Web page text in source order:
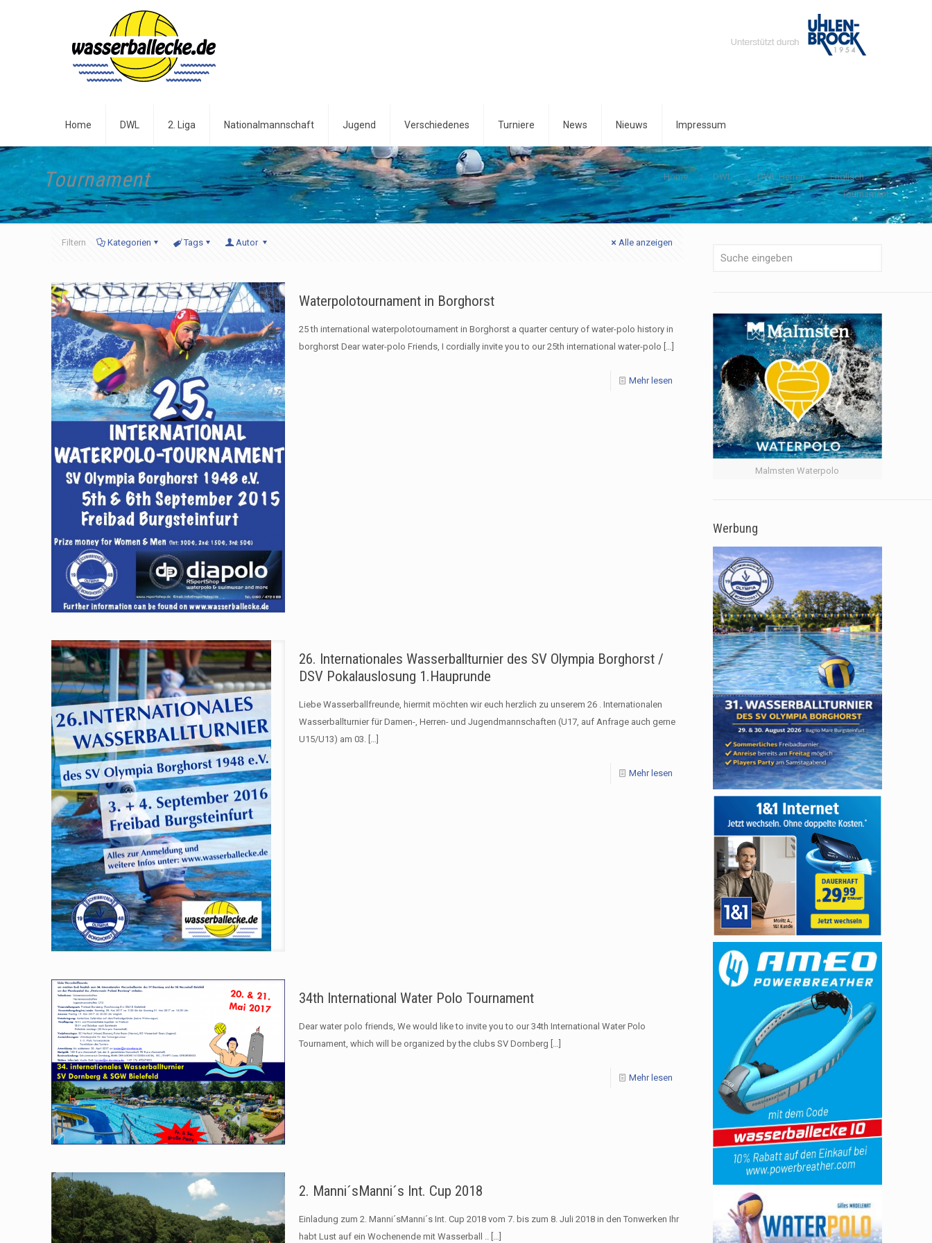
Home DWL 2. Liga Nationalmannschaft Jugend Verschiedenes Turniere News Nieuws Impressum
Tournament Home DWL DWL Herren
Englisch
Tournament
Filtern Kategorien Tags Autor Alle anzeigen
Waterpolotournament in Borghorst
25 th international waterpolotournament in Borghorst a quarter century of water-polo history in
borghorst Dear water-polo Friends, I cordially invite you to our 25th international water-polo […]
Mehr lesen
26. Internationales Wasserballturnier des SV Olympia Borghorst /
DSV Pokalauslosung 1.Hauprunde
Liebe Wasserballfreunde, hiermit möchten wir euch herzlich zu unserem 26 . Internationalen
Wasserballturnier für Damen-, Herren- und Jugendmannschaften (U17, auf Anfrage auch gerne
U15/U13) am 03. […]
Mehr lesen
34th International Water Polo Tournament
Dear water polo friends, We would like to invite you to our 34th International Water Polo
Tournament, which will be organized by the clubs SV Dornberg […]
Mehr lesen
2. Manni´sManni´s Int. Cup 2018
Einladung zum 2. Manni´sManni´s Int. Cup 2018 vom 7. bis zum 8. Juli 2018 in den Tonwerken Ihr
habt Lust auf ein Wochenende mit Wasserball ..
Malmsten Waterpolo
Werbung